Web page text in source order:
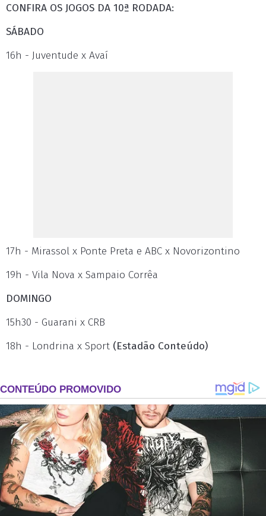
CONFIRA OS JOGOS DA 10ª RODADA:
SÁBADO
16h - Juventude x Avaí
17h - Mirassol x Ponte Preta e ABC x Novorizontino
19h - Vila Nova x Sampaio Corrêa
DOMINGO
15h30 - Guarani x CRB
18h - Londrina x Sport (Estadão Conteúdo)